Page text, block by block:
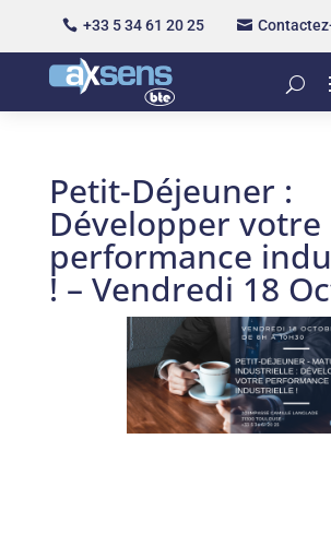
 +33 5 34 61 20 25 
Petit-Déjeuner :
Développer votre
performance
! – Vendredi 18